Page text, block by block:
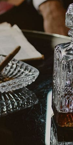
BAG-IN-BOX
WEIßWEIN
ROSEWEIN
ROTWEIN